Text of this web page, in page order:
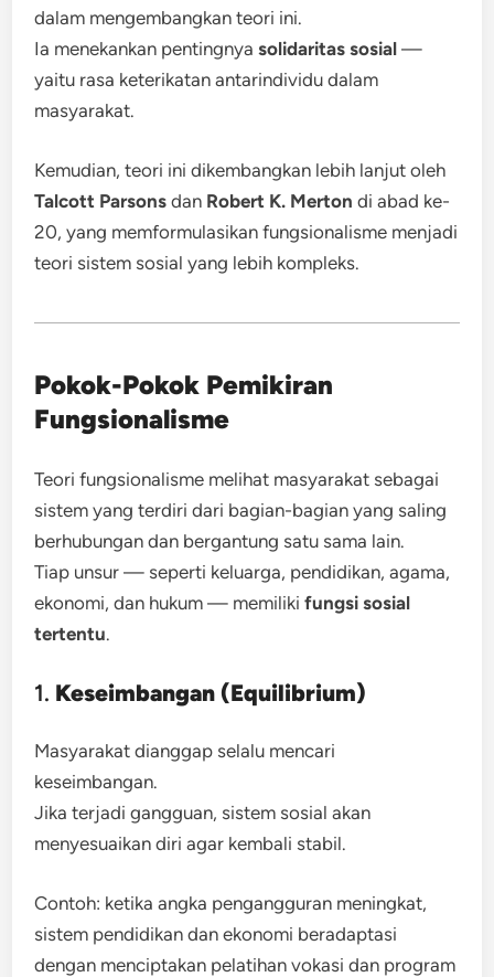
dalam mengembangkan teori ini.
Ia menekankan pentingnyasolidaritas sosial —
yaitu rasa keterikatan antarindividu dalam
masyarakat.
Kemudian, teori ini dikembangkan lebih lanjut oleh
Talcott Parsons dan Robert K. Merton di abad ke-
20, yang memformulasikan fungsionalisme menjadi
teori sistem sosial yang lebih kompleks.
Pokok-Pokok Pemikiran
Fungsionalisme
Teori fungsionalisme melihat masyarakat sebagai
sistem yang terdiri dari bagian-bagian yang saling
berhubungan dan bergantung satu sama lain.
Tiap unsur — seperti keluarga, pendidikan, agama,
ekonomi, dan hukum — memilikifungsi sosial
tertentu.
1. Keseimbangan (Equilibrium)
Masyarakat dianggap selalu mencari
keseimbangan.
Jika terjadi gangguan, sistem sosial akan
menyesuaikan diri agar kembali stabil.
Contoh: ketika angka pengangguran meningkat,
sistem pendidikan dan ekonomi beradaptasi
dengan menciptakan pelatihan vokasi dan program